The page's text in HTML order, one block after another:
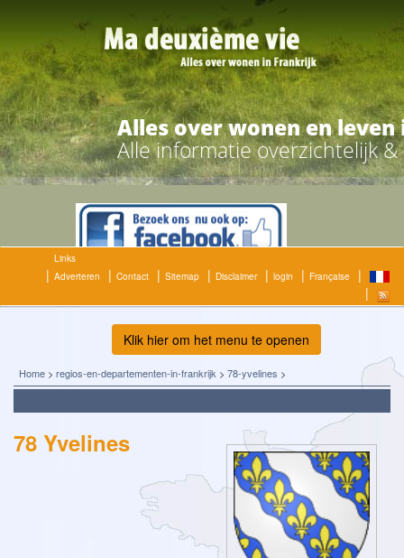
Alles over wonen en
Alle informatie overzichtelijk
Links
Adverteren
Contact Sitemap Disclaimer login Française
Klik hier om het menu te openen
Home > regios-en-departementen-in-frankrijk > 78-yvelines >
78 Yvelines